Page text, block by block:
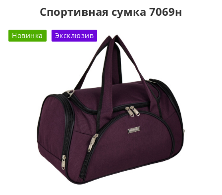
Спортивная сумка 7069н
Новинка Эксклюзив